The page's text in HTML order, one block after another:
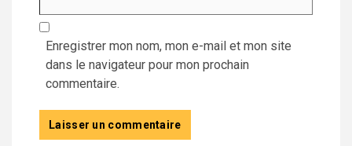
Enregistrer mon nom, mon e-mail et mon site
dans le navigateur pour mon prochain
commentaire.